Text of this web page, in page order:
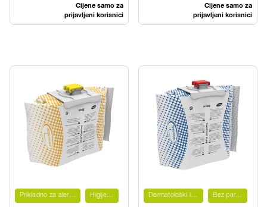
Cijene samo za
prijavljeni korisnici
Cijene samo za
prijavljeni korisnici
Prikladno za alergičare Higijenski Dermatološki ispitano Bez parfema